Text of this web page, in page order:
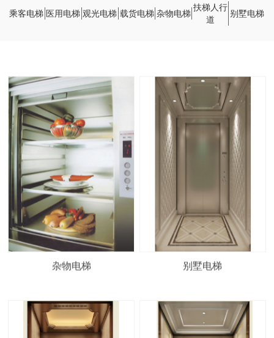
乘客电梯 医用电梯 观光电梯 载货电梯 杂物电梯
扶梯人行
道
别墅电梯
杂物电梯 别墅电梯